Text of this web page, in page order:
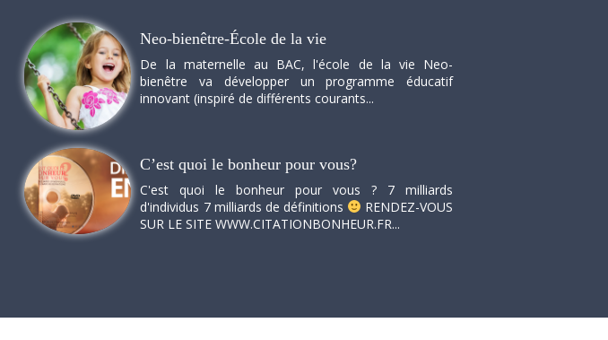
Neo-bienêtre-École de la vie
De la maternelle au BAC, l'école de la vie Neo-
bienêtre va développer un programme éducatif
innovant (inspiré de différents courants...
C’est quoi le bonheur pour vous?
C'est quoi le bonheur pour vous ? 7 milliards
d'individus 7 milliards de définitions
RENDEZ-VOUS
SUR LE SITE WWW.CITATIONBONHEUR.FR...